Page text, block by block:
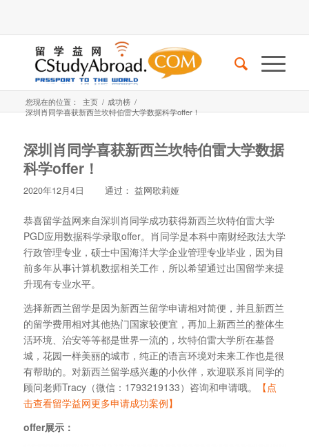
您现在的位置： 主页 / 成功榜 /
深圳肖同学喜获新西兰坎特伯雷大学数据科学offer！
深圳肖同学喜获新西兰坎特伯雷大学数据
科学offer！
2020年12月4日 通过： 益网歌莉娅
恭喜留学益网来自深圳肖同学成功获得新西兰坎特伯雷大学
PGD应用数据科学录取offer。肖同学是本科中南财经政法大学
行政管理专业，硕士中国海洋大学企业管理专业毕业，因为目
前多年从事计算机数据相关工作，所以希望通过出国留学来提
升现有专业水平。
选择新西兰留学是因为新西兰留学申请相对简便，并且新西兰
的留学费用相对其他热门国家较便宜，再加上新西兰的整体生
活环境、治安等等都是世界一流的，坎特伯雷大学所在基督
城，花园一样美丽的城市，纯正的语言环境对未来工作也是很
有帮助的。对新西兰留学感兴趣的小伙伴，欢迎联系肖同学的
顾问老师Tracy（微信：1793219133）咨询和申请哦。
【点
击查看留学益网更多申请成功案例】
offer展示：